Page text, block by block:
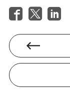
여러 신호가 내
니다. 각각은 완
여행, 결혼
양을 짝지
수용량, 잠
는지 여부
가방이 기